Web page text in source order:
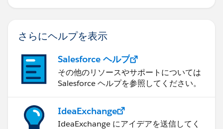
さらにヘルプを表示
Salesforce ヘルプ
その他のリソースやサポートについては
Salesforce ヘルプを参照してください。
IdeaExchange
IdeaExchange にアイデアを送信してく